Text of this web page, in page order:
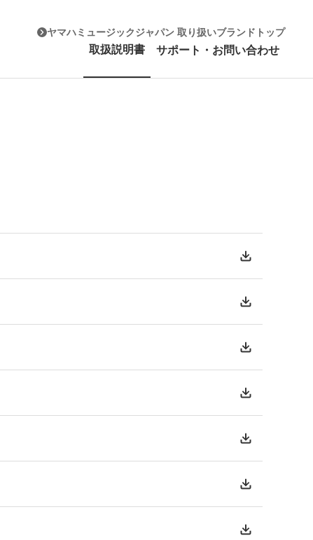
ヤマハミュージックジャパン 取り扱いブランドトップ
取扱説明書 サポート・お問い合わせ